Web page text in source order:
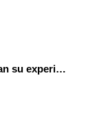
María y Adrián nos cuentan su experiencia en el equipo de fútbol del CEPA